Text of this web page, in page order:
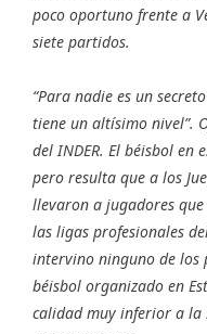
poco oportuno frente a
siete partidos.
“Para nadie es un
tiene un altísimo nivel”.
del INDER. El béisbol en
pero resulta que a los
llevaron a jugadores
las ligas profesionales
intervino ninguno de los
béisbol organizado en
calidad muy inferior a la